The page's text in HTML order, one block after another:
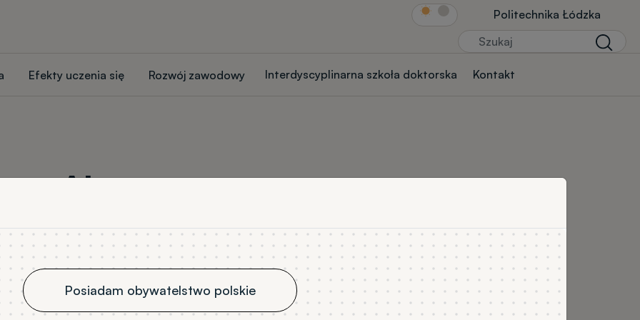
Link Str.głównej
Politechnika Łódzka
Szukaj
Efekty uczenia się Rozwój zawodowy Interdyscyplinarna szkoła doktorska Kontakt
Posiadam obywatelstwo polskie
Akty prawne